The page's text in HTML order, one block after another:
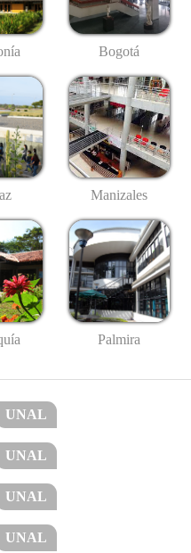
Bogotá
Manizales
Palmira
UNAL
UNAL
UNAL
UNAL